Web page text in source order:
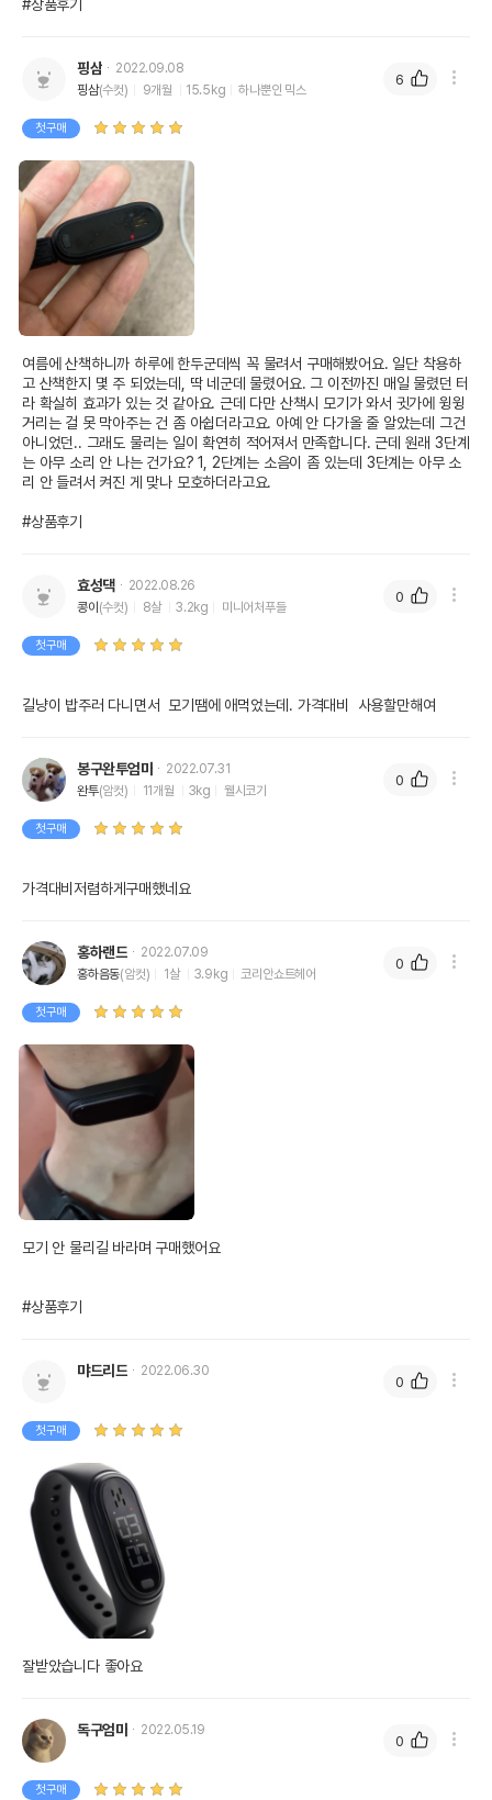
#상품후기
핑삼
2022.09.08
핑삼(수컷) 9개월 15.5kg 하나뿐인 믹스
첫구매
여름에 산책하니까 하루에 한두군데씩 꼭 물려서 구매해봤어요. 일단 착용하
고 산책한지 몇 주 되었는데, 딱 네군데 물렸어요. 그 이전까진 매일 물렸던 터
라 확실히 효과가 있는 것 같아요. 근데 다만 산책시 모기가 와서 귓가에 윙윙
거리는 걸 못 막아주는 건 좀 아쉽더라고요. 아예 안 다가올 줄 알았는데 그건
아니었던.. 그래도 물리는 일이 확연히 적어져서 만족합니다. 근데 원래 3단계
는 아무 소리 안 나는 건가요? 1, 2단계는 소음이 좀 있는데 3단계는 아무 소
리 안 들려서 켜진 게 맞나 모호하더라고요.
#상품후기
6
효성댁
2022.08.26
콩이 (수컷) 8살 3.2kg 미니어처푸들
첫구매
길냥이 밥주러 다니면서  모기땜에 애먹었는데. 가격대비  사용할만해여
0
봉구완투엄마
2022.07.31
완투(암컷) 11개월 3kg 웰시코기
첫구매
가격대비저렴하게구매했네요
0
홍하랜드
2022.07.09
홍하음동(암컷) 1살 3.9kg 코리안쇼트헤어
첫구매
모기 안 물리길 바라며 구매했어요
#상품후기
0
먀드리드 2022.06.30
첫구매
잘받았습니다 좋아요
0
독구엄마 2022.05.19
첫구매
0